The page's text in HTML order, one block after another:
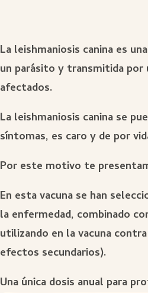
La leishmaniosis canina es
un parásito y transmitida por
afectados.
La leishmaniosis canina se
síntomas, es caro y de por
Por este motivo te
En esta vacuna se han
la enfermedad, combinado
utilizando en la vacuna
efectos secundarios).
Una única dosis anual para